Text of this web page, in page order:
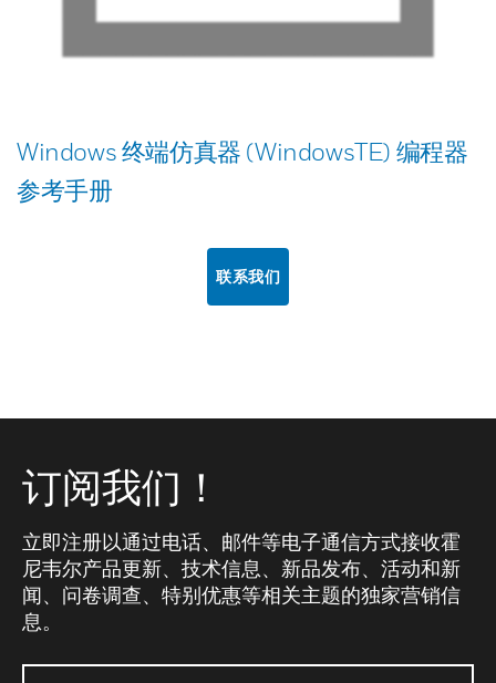
Windows 终端仿真器 (WindowsTE) 编程器
参考手册
联系我们
订阅我们！
立即注册以通过电话、邮件等电子通信方式接收霍
尼韦尔产品更新、技术信息、新品发布、活动和新
闻、问卷调查、特别优惠等相关主题的独家营销信
息。